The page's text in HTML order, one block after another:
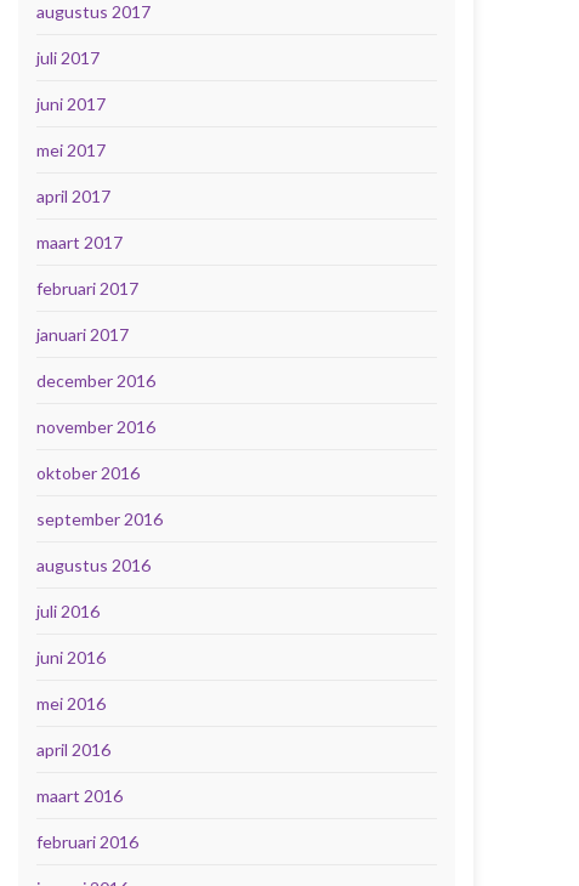
augustus 2017
juli 2017
juni 2017
mei 2017
april 2017
maart 2017
februari 2017
januari 2017
december 2016
november 2016
oktober 2016
september 2016
augustus 2016
juli 2016
juni 2016
mei 2016
april 2016
maart 2016
februari 2016